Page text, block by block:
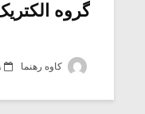
گروه
کاوه رهنما